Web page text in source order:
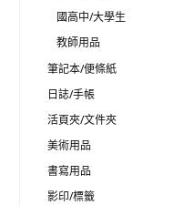
國高中/大學生
教師用品
筆記本/便條紙
日誌/手帳
活頁夾/文件夾
美術用品
書寫用品
影印/標籤